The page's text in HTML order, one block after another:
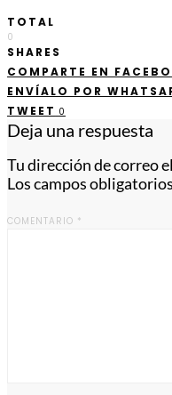
TOTAL
0
SHARES
COMPARTE EN
ENVÍALO POR
TWEET 0
Deja una respuesta
Tu dirección de correo
Los campos
COMENTARIO *